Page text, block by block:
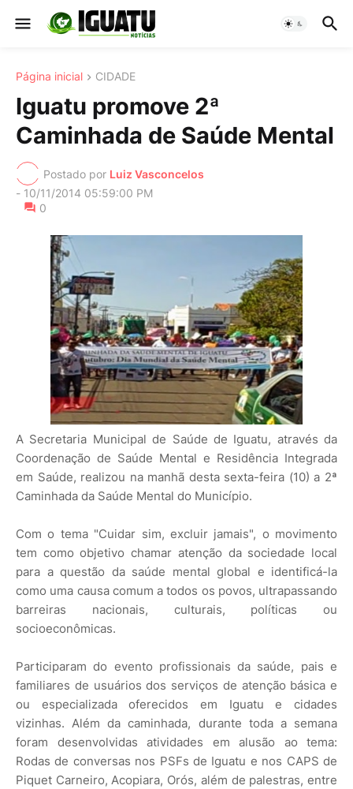
Página inicial CIDADE
Iguatu promove 2ª
Caminhada de Saúde Mental
Postado por Luiz Vasconcelos
- 10/11/2014 05:59:00 PM
0
A Secretaria Municipal de Saúde de Iguatu, através da
Coordenação de Saúde Mental e Residência Integrada
em Saúde, realizou na manhã desta sexta-feira (10) a 2ª
Caminhada da Saúde Mental do Município.
Com o tema "Cuidar sim, excluir jamais", o movimento
tem como objetivo chamar atenção da sociedade local
para a questão da saúde mental global e identificá-la
como uma causa comum a todos os povos, ultrapassando
barreiras nacionais, culturais, políticas ou
socioeconômicas.
Participaram do evento profissionais da saúde, pais e
familiares de usuários dos serviços de atenção básica e
ou especializada oferecidos em Iguatu e cidades
vizinhas. Além da caminhada, durante toda a semana
foram desenvolvidas atividades em alusão ao tema:
Rodas de conversas nos PSFs de Iguatu e nos CAPS de
Piquet Carneiro, Acopiara, Orós, além de palestras, entre